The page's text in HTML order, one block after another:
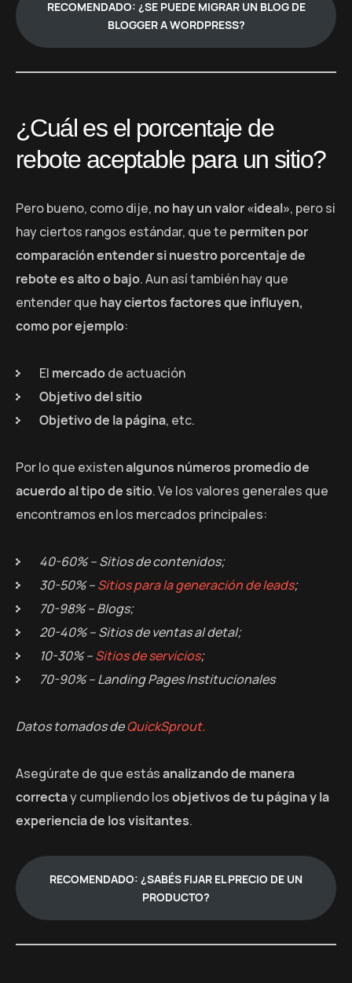
RECOMENDADO: ¿SE PUEDE MIGRAR UN BLOG DE
BLOGGER A WORDPRESS?
¿Cuál es el porcentaje de
rebote aceptable para un sitio?
Pero bueno, como dije, no hay un valor «ideal», pero si
hay ciertos rangos estándar, que te permiten por
comparación entender si nuestro porcentaje de
rebote es alto o bajo. Aun así también hay que
entender que hay ciertos factores que influyen,
como por ejemplo:
El mercadode actuación
Objetivo del sitio
Objetivo de la página, etc.
Por lo que existenalgunos números promedio de
acuerdo al tipo de sitio. Ve los valores generales que
encontramos en los mercados principales:
40-60% – Sitios de contenidos;
30-50% –Sitios para la generación de leads;
70-98% – Blogs;
20-40% – Sitios de ventas al detal;
10-30% –Sitios de servicios;
70-90% – Landing Pages Institucionales
Datos tomados deQuickSprout.
Asegúrate de que estásanalizando de manera
correctay cumpliendo losobjetivos de tu página y la
experiencia de los visitantes.
RECOMENDADO: ¿SABÉS FIJAR EL PRECIO DE UN
PRODUCTO?